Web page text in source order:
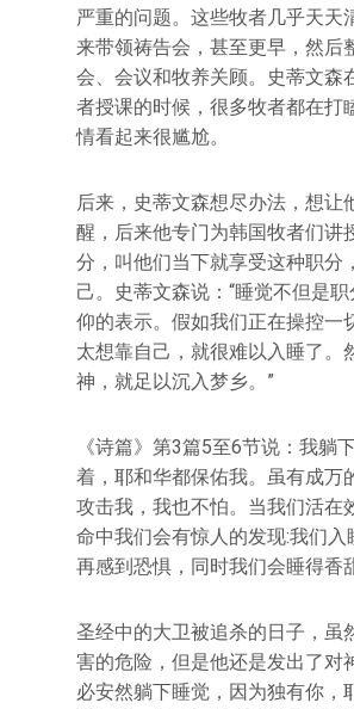
严重的问题。这些牧者几乎天天
来带领祷告会，甚至更早，然后
会、会议和牧养关顾。史蒂文森
者授课的时候，很多牧者都在打
情看起来很尴尬。
后来，史蒂文森想尽办法，想让
醒，后来他专门为韩国牧者们讲
分，叫他们当下就享受这种职分
己。史蒂文森说：“睡觉不但是
仰的表示。假如我们正在操控一
太想靠自己，就很难以入睡了。
神，就足以沉入梦乡。”
《诗篇》第3篇5至6节说：我躺
着，耶和华都保佑我。虽有成万
攻击我，我也不怕。当我们活在
命中我们会有惊人的发现:我们入
再感到恐惧，同时我们会睡得香
圣经中的大卫被追杀的日子，虽
害的危险，但是他还是发出了对
必安然躺下睡觉，因为独有你，